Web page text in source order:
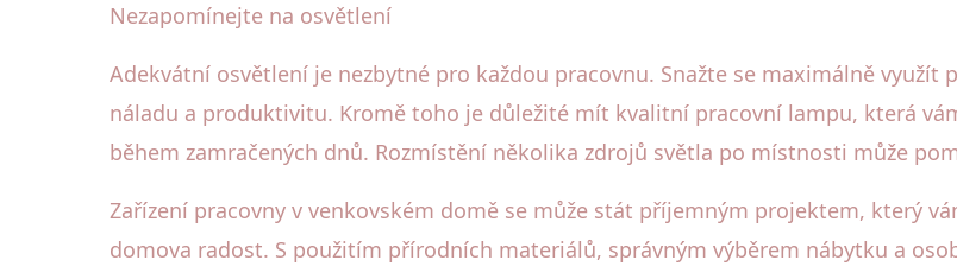
Nezapomínejte na osvětlení
Adekvátní osvětlení je nezbytné pro každou pracovnu. Snažte se maximálně
náladu a produktivitu. Kromě toho je důležité mít kvalitní pracovní lampu, která
během zamračených dnů. Rozmístění několika zdrojů světla po místnosti může
Zařízení pracovny v venkovském domě se může stát příjemným projektem, který
domova radost. S použitím přírodních materiálů, správným výběrem nábytku a